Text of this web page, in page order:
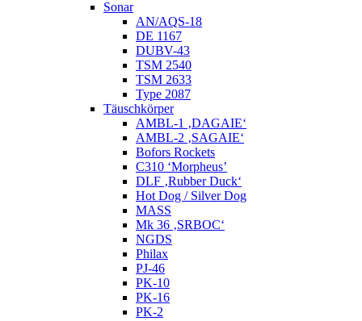
Sonar
AN/AQS-18
DE 1167
DUBV-43
TSM 2540
TSM 2633
Type 2087
Täuschkörper
AMBL-1 ‚DAGAIE‘
AMBL-2 ‚SAGAIE‘
Bofors Rockets
C310 ‘Morpheus’
DLF ‚Rubber Duck‘
Hot Dog / Silver Dog
MASS
Mk 36 ‚SRBOC‘
NGDS
Philax
PJ-46
PK-10
PK-16
PK-2